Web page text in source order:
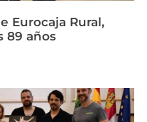
Eurocaja Rural,
89 años